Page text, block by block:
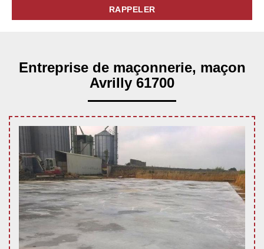
Entreprise de maçonnerie, maçon
Avrilly 61700